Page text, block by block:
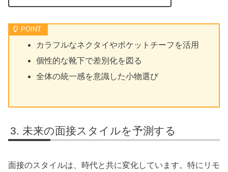
カラフルなネクタイやポケットチーフを活用
個性的な靴下で差別化を図る
全体の統一感を意識した小物選び
未来の面接スタイルを予測する
面接のスタイルは、時代と共に変化しています。特にリモ